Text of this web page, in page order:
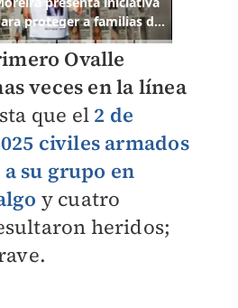
Ovalle
veces en la línea
que el 2 de
civiles armados
su grupo en
y cuatro
heridos;